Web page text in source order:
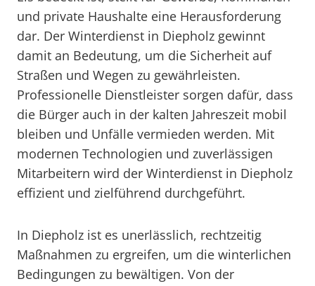
und private Haushalte eine Herausforderung
dar. Der Winterdienst in Diepholz gewinnt
damit an Bedeutung, um die Sicherheit auf
Straßen und Wegen zu gewährleisten.
Professionelle Dienstleister sorgen dafür, dass
die Bürger auch in der kalten Jahreszeit mobil
bleiben und Unfälle vermieden werden. Mit
modernen Technologien und zuverlässigen
Mitarbeitern wird der Winterdienst in Diepholz
effizient und zielführend durchgeführt.
In Diepholz ist es unerlässlich, rechtzeitig
Maßnahmen zu ergreifen, um die winterlichen
Bedingungen zu bewältigen. Von der